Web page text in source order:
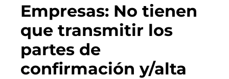
Empresas: No tienen
que transmitir los
partes de
confirmación y/alta